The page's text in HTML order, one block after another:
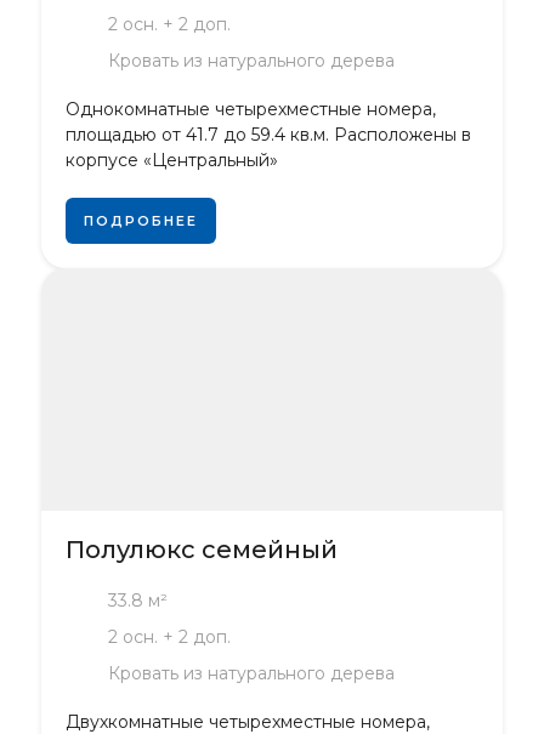
2 осн. + 2 доп.
Кровать из натурального дерева
Однокомнатные четырехместные номера,
площадью от 41.7 до 59.4 кв.м. Расположены в
корпусе «Центральный»
ПОДРОБНЕЕ
Полулюкс семейный
33.8 м²
2 осн. + 2 доп.
Кровать из натурального дерева
Двухкомнатные четырехместные номера,